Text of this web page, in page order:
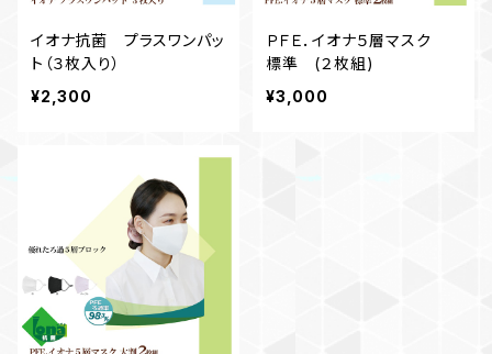
イオナ抗菌 プラスワンパッ
ト（３枚入り）
¥2,300
ＰＦＥ．イオナ５層マスク
標準 (２枚組)
¥3,000